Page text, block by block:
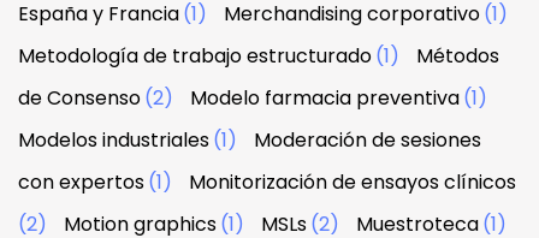
España y Francia(1) Merchandising corporativo(1)
Metodología de trabajo estructurado(1)
Métodos
de Consenso(2) Modelo farmacia preventiva(1)
Modelos industriales(1)
Moderación de sesiones
con expertos(1)
Monitorización de ensayos clínicos
(2)
Motion graphics(1) MSLs(2) Muestroteca(1)